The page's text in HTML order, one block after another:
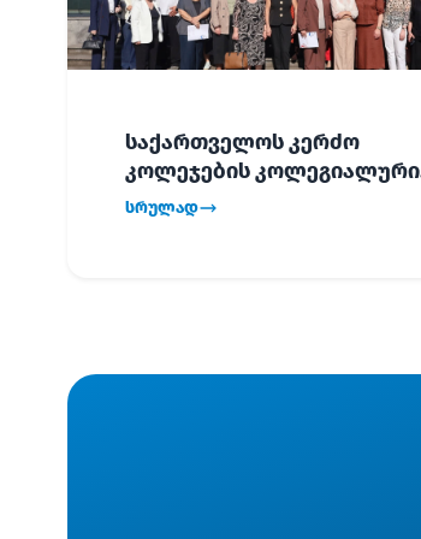
საქართველოს კერძო
კოლეჯების კოლეგიალური
ვიზიტი ბათუმში!
სრულად